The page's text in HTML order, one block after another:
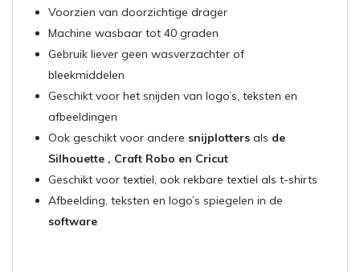
Voorzien van doorzichtige drager
Machine wasbaar tot 40 graden
Gebruik liever geen wasverzachter of
bleekmiddelen
Geschikt voor het snijden van logo’s, teksten en
afbeeldingen
Ook geschikt voor andere snijplotters als de
Silhouette , Craft Robo en Cricut
Geschikt voor textiel, ook rekbare textiel als t-shirts
Afbeelding, teksten en logo’s spiegelen in de
software